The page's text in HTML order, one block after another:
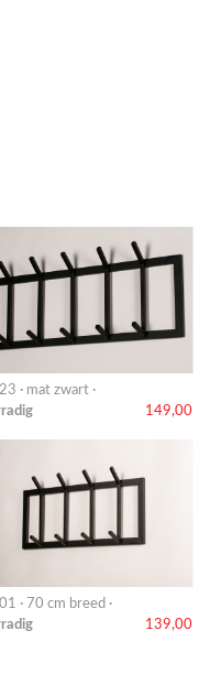
· mat zwart ·
149,00
· 70 cm breed ·
139,00